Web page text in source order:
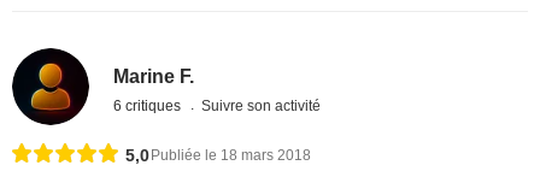
Marine F.
6 critiques Suivre son activité
5,0 Publiée le 18 mars 2018